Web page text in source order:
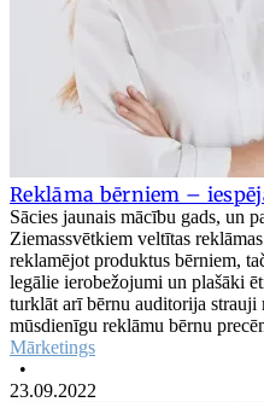
Reklāma bērniem –
Sācies jaunais mācību gads, un
Ziemassvētkiem veltītas
reklamējot produktus bērniem,
legālie ierobežojumi un plašāki
turklāt arī bērnu auditorija
mūsdienīgu reklāmu bērnu
Mārketings
•
23.09.2022